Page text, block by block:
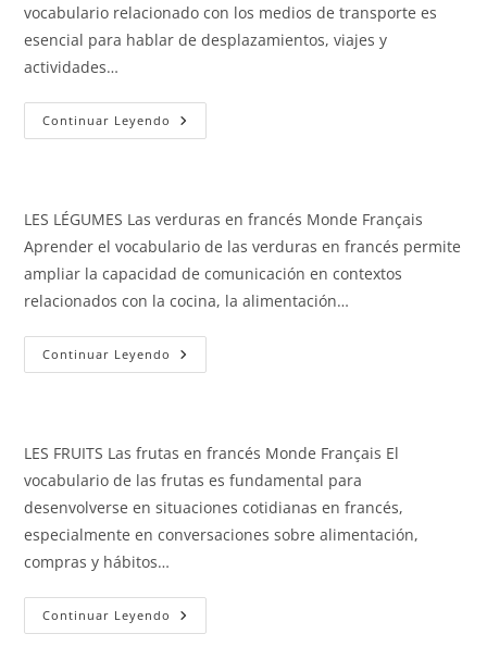
vocabulario relacionado con los medios de transporte es
esencial para hablar de desplazamientos, viajes y
actividades…
Continuar Leyendo Los
Medios
LES LÉGUMES Las verduras en francés Monde Français
Aprender el vocabulario de las verduras en francés permite
ampliar la capacidad de comunicación en contextos
relacionados con la cocina, la alimentación…
Continuar Leyendo Las
Verduras
LES FRUITS Las frutas en francés Monde Français El
vocabulario de las frutas es fundamental para
desenvolverse en situaciones cotidianas en francés,
especialmente en conversaciones sobre alimentación,
compras y hábitos…
Continuar Leyendo Las
Frutas